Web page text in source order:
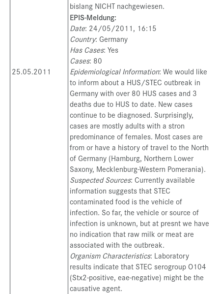
25.05.2011
bislang NICHT nachgewiesen.
EPIS-Meldung:
Date: 24/05/2011, 16:15
Country: Germany
Has Cases: Yes
Cases: 80
Epidemiological Information: We would like
to inform about a HUS/STEC outbreak in
Germany with over 80 HUS cases and 3
deaths due to HUS to date. New cases
continue to be diagnosed. Surprisingly,
cases are mostly adults with a stron
predominance of females. Most cases are
from or have a history of travel to the North
of Germany (Hamburg, Northern Lower
Saxony, Mecklenburg-Western Pomerania).
Suspected Sources: Currently available
information suggests that STEC
contaminated food is the vehicle of
infection. So far, the vehicle or source of
infection is unknown, but at presnt we have
no indication that raw milk or meat are
associated with the outbreak.
Organism Characteristics: Laboratory
results indicate that STEC serogroup O104
(Stx2-positive, eae-negative) might be the
causative agent.